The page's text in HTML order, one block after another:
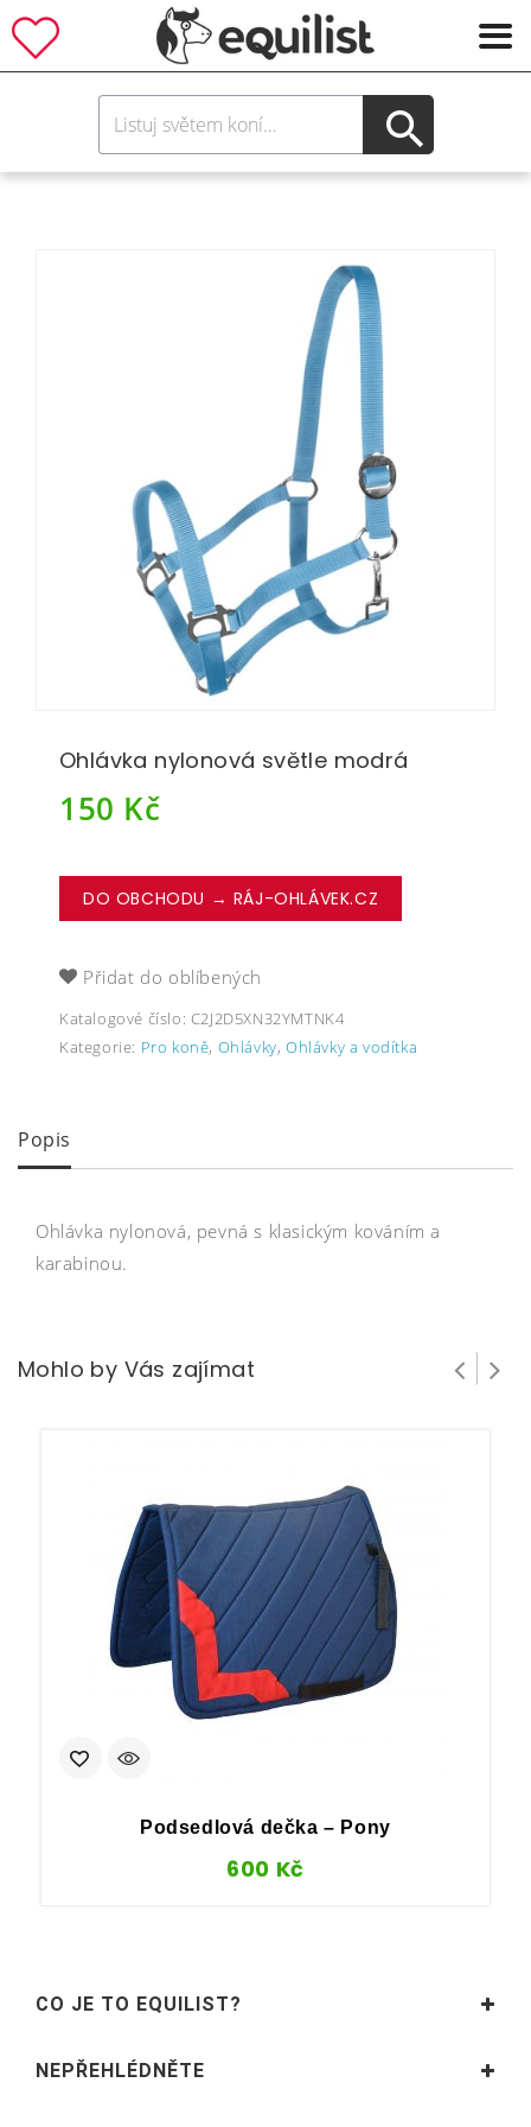
Ohlávka nylonová světle modrá
150 Kč
DO OBCHODU → RÁJ-OHLÁVEK.CZ
Přidat do oblíbených
Katalogové číslo: C2J2D5XN32YMTNK4
Kategorie: Pro koně, Ohlávky,Ohlávky a vodítka
Popis
Ohlávka nylonová, pevná s klasickým kováním a
karabinou.
Mohlo by Vás zajímat
Podsedlová dečka – Pony
600 Kč
CO JE TO EQUILIST?
NEPŘEHLÉDNĚTE